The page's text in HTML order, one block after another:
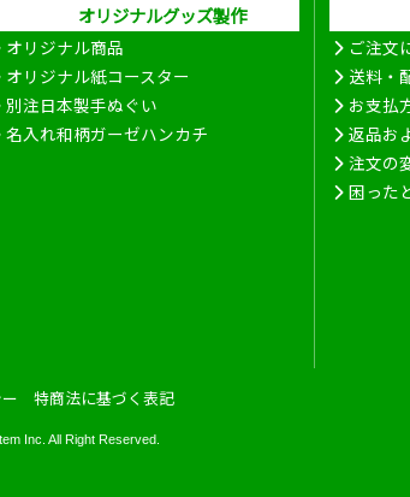
オリジナルグッズ製作
オリジナル商品
オリジナル紙コースター
別注日本製手ぬぐい
名入れ和柄ガーゼハンカチ
ご注文
送料・
お支払
返品お
注文の
困った
特商法に基づく表記
Inc. All Right Reserved.